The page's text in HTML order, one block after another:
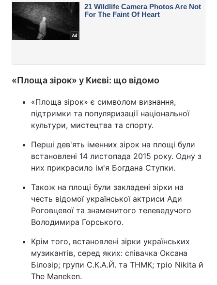
«Площа зірок» у Києві: що відомо
«Площа зірок» є символом визнання,
підтримки та популяризації національної
культури, мистецтва та спорту.
Перші дев'ять іменних зірок на площі були
встановлені 14 листопада 2015 року. Одну з
них прикрасило ім'я Богдана Ступки.
Також на площі були закладені зірки на
честь відомої української актриси Ади
Роговцевої та знаменитого телеведучого
Володимира Горського.
Крім того, встановлені зірки українських
музикантів, серед яких: співачка Оксана
Білозір; групи С.К.А.Й. та ТНМК; тріо Nikita й
The Maneken.